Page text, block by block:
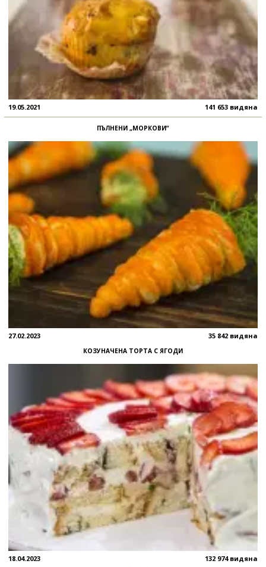
19.05.2021 141 653 видяна
ПЪЛНЕНИ „МОРКОВИ“
27.02.2023 35 842 видяна
КОЗУНАЧЕНА ТОРТА С ЯГОДИ
18.04.2023 132 974 видяна